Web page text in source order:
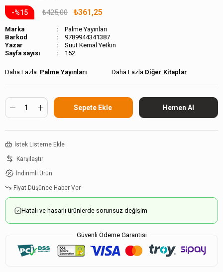
15 ₺425,00 ₺361,25
Marka
Palme Yayınları
Barkod
9789944341387
Suut Kemal Yetkin
Sayfa sayısı
152
Palme Yayınları Diğer Kitaplar
İstek Listeme Ekle
Karşılaştır
İndirimli Ürün
Fiyat Düşünce Haber Ver
Hatalı ve hasarlı ürünlerde sorunsuz değişim
Güvenli Ödeme Garantisi